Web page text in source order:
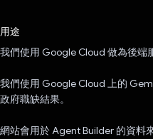
用途
我們使用 Google Cloud 做為後端
我們使用 Google Cloud 上的
政府職缺結果。
網站會用於 Agent Builder 的資料